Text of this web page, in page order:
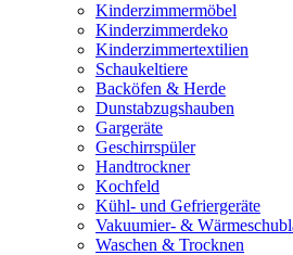
Kinderzimmermöbel
Kinderzimmerdeko
Kinderzimmertextilien
Schaukeltiere
Backöfen & Herde
Dunstabzugshauben
Gargeräte
Geschirrspüler
Handtrockner
Kochfeld
Kühl- und Gefriergeräte
Vakuumier- &
Waschen & Trocknen